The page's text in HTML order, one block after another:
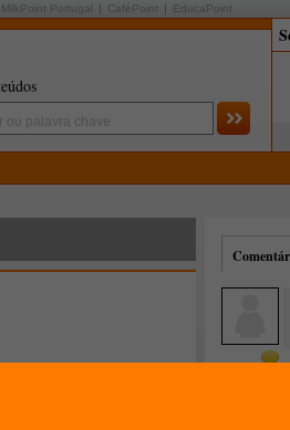
MilkPoint Portugal CaféPoint EducaPoint